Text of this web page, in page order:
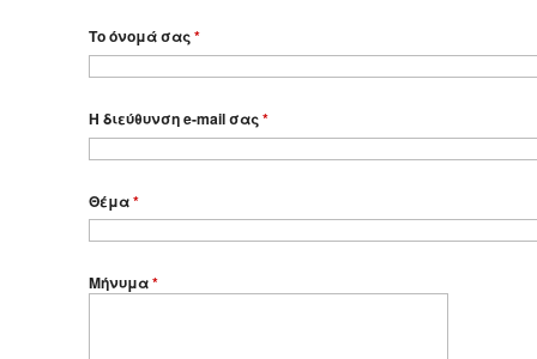
Το όνομά σας*
Η διεύθυνση e-mail σας*
Θέμα*
Μήνυμα*